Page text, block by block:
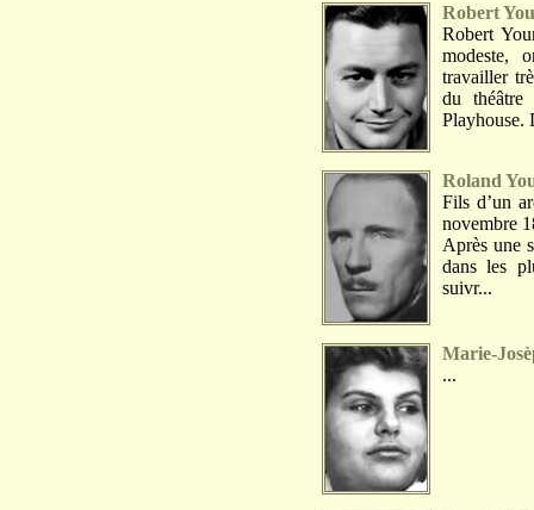
Robert
Robert
modeste,
travailler
du théâtre
Playhouse.
Roland
Fils d’un
novembre
Après une
dans les
suivr...
Marie-
...